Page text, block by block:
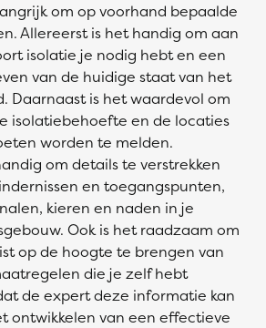
om op voorhand bepaalde
Allereerst is het handig om aan
isolatie je nodig hebt en een
van de huidige staat van het
Daarnaast is het waardevol om
isolatiebehoefte en de locaties
worden te melden.
om details te verstrekken
en toegangspunten,
kieren en naden in je
Ook is het raadzaam om
op de hoogte te brengen van
die je zelf hebt
de expert deze informatie kan
ontwikkelen van een effectieve